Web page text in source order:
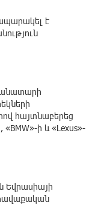
է
հայտնաբերեց
ի և «Lexus»-
Եվրասիայի